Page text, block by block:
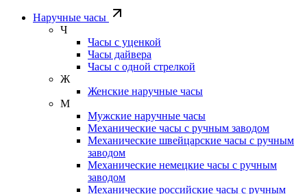
Наручные часы
Ч
Часы с уценкой
Часы дайвера
Часы с одной стрелкой
Ж
Женские наручные часы
М
Мужские наручные часы
Механические часы с ручным заводом
Механические швейцарские часы с ручным
заводом
Механические немецкие часы с ручным
заводом
Механические российские часы с ручным